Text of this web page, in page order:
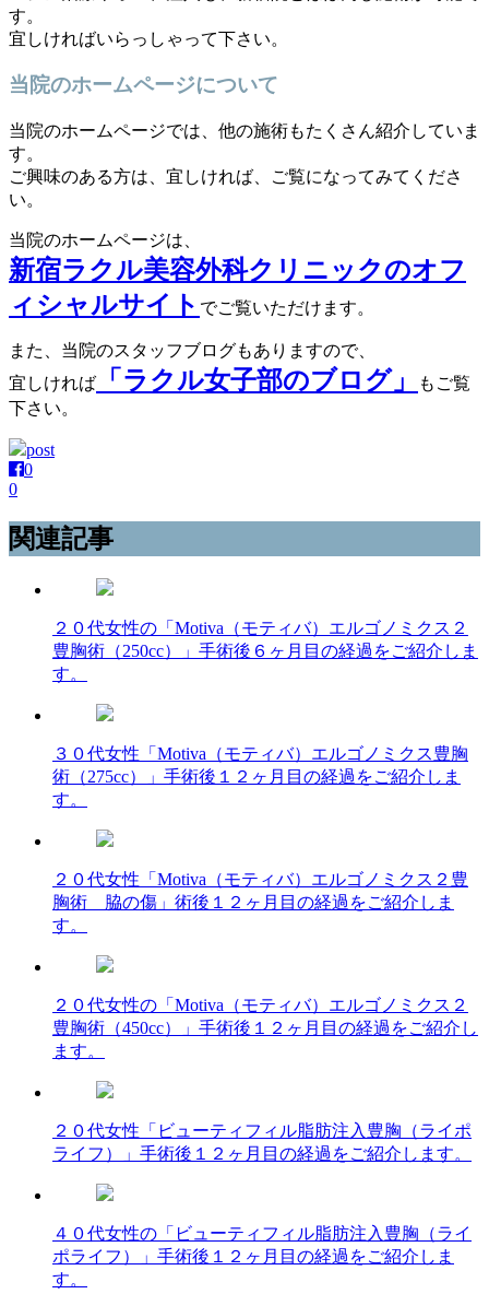
す。
宜しければいらっしゃって下さい。
当院のホームページについて
当院のホームページでは、他の施術もたくさん紹介していま
す。
ご興味のある方は、宜しければ、ご覧になってみてくださ
い。
当院のホームページは、
新宿ラクル美容外科クリニックのオフ
ィシャルサイト でご覧いただけます。
また、当院のスタッフブログもありますので、
宜しければ
「ラクル女子部のブログ」
もご覧
下さい。
post
0
0
関連記事
２０代女性の「Motiva（モティバ）エルゴノミクス２
豊胸術（250cc）」手術後６ヶ月目の経過をご紹介しま
す。
３０代女性「Motiva（モティバ）エルゴノミクス豊胸
術（275cc）」手術後１２ヶ月目の経過をご紹介しま
す。
２０代女性「Motiva（モティバ）エルゴノミクス２豊
胸術 脇の傷」術後１２ヶ月目の経過をご紹介しま
す。
２０代女性の「Motiva（モティバ）エルゴノミクス２
豊胸術（450cc）」手術後１２ヶ月目の経過をご紹介し
ます。
２０代女性「ビューティフィル脂肪注入豊胸（ライポ
ライフ）」手術後１２ヶ月目の経過をご紹介します。
４０代女性の「ビューティフィル脂肪注入豊胸（ライ
ポライフ）」手術後１２ヶ月目の経過をご紹介しま
す。